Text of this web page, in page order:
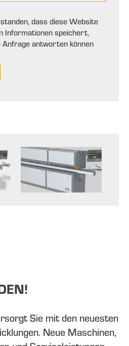
dass diese Website
Informationen speichert,
Anfrage antworten können
Sie mit den neuesten
Neue Maschinen,